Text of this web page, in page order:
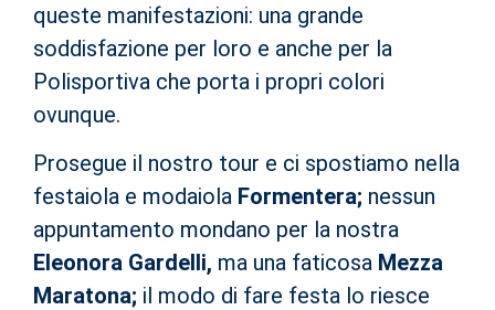
queste manifestazioni: una grande
soddisfazione per loro e anche per la
Polisportiva che porta i propri colori
ovunque.
Prosegue il nostro tour e ci spostiamo nella
festaiola e modaiola Formentera; nessun
appuntamento mondano per la nostra
Eleonora Gardelli, ma una faticosa Mezza
Maratona; il modo di fare festa lo riesce